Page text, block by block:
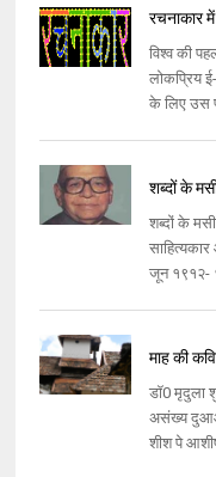
रचनाकार
विश्व की
लोकप्रिय
के लिए उस
शब्दों के
शब्दों के
जून १९१२-
माह की
डॉ0 मृदुला
असंख्य दुआओं
शीश पे